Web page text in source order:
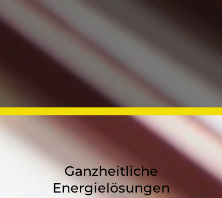
Ganzheitliche
Energielösungen